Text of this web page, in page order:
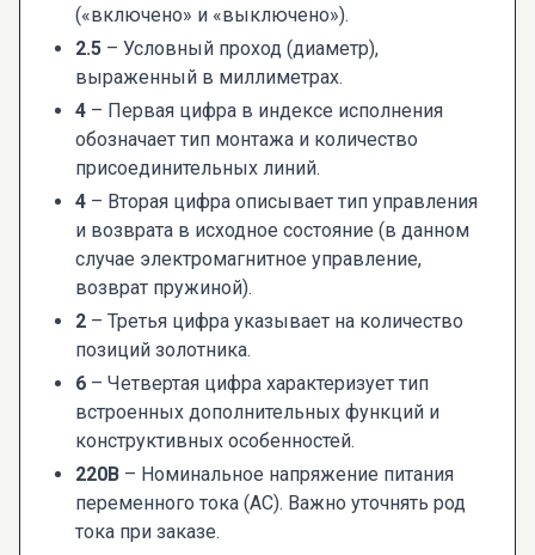
(«включено» и «выключено»).
2.5 – Условный проход (диаметр),
выраженный в миллиметрах.
4 – Первая цифра в индексе исполнения
обозначает тип монтажа и количество
присоединительных линий.
4 – Вторая цифра описывает тип управления
и возврата в исходное состояние (в данном
случае электромагнитное управление,
возврат пружиной).
2 – Третья цифра указывает на количество
позиций золотника.
6 – Четвертая цифра характеризует тип
встроенных дополнительных функций и
конструктивных особенностей.
220В – Номинальное напряжение питания
переменного тока (AC). Важно уточнять род
тока при заказе.